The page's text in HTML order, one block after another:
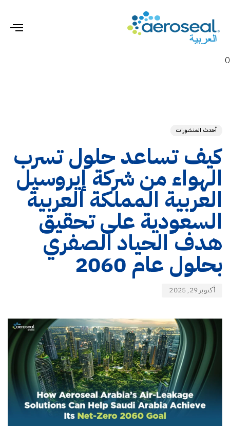
0
أحدث المنشورات
كيف تساعد حلول تسرب
الهواء من شركة إيروسيل
العربية المملكة العربية
السعودية على تحقيق
هدف الحياد الصفري
بحلول عام 2060
أكتوبر 29, 2025